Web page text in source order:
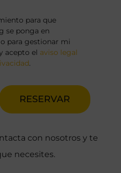
para que
se ponga en
para gestionar mi
acepto el aviso legal
.
RESERVAR
con nosotros y te
necesites.